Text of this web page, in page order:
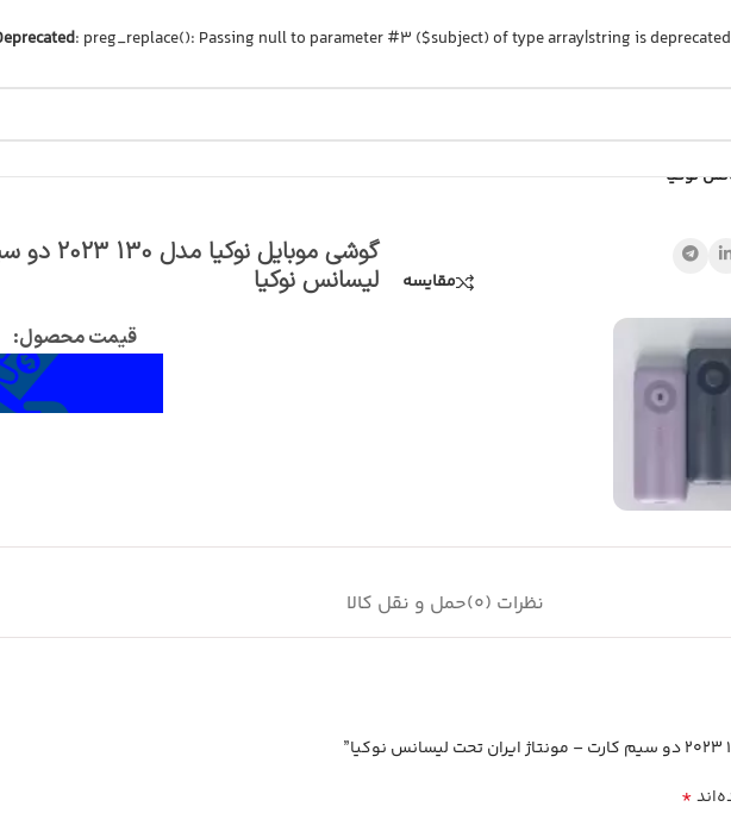
: preg_replace(): Passing null to parameter #3 ($subject) of type array|string is
مقایسه
گوشی
لیسانس نوکیا
قیمت محصول:​
نظرات (0) حمل و نقل کالا
*